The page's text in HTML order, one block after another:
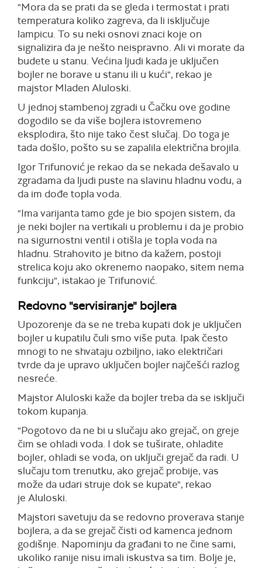
"Mora da se prati da se gleda i termostat i prati
temperatura koliko zagreva, da li isključuje
lampicu. To su neki osnovi znaci koje on
signalizira da je nešto neispravno. Ali vi morate da
budete u stanu. Većina ljudi kada je uključen
bojler ne borave u stanu ili u kući", rekao je
majstor Mladen Aluloski.
U jednoj stambenoj zgradi u Čačku ove godine
dogodilo se da više bojlera istovremeno
eksplodira, što nije tako čest slučaj. Do toga je
tada došlo, pošto su se zapalila električna brojila.
Igor Trifunović je rekao da se nekada dešavalo u
zgradama da ljudi puste na slavinu hladnu vodu, a
da im dođe topla voda.
"Ima varijanta tamo gde je bio spojen sistem, da
je neki bojler na vertikali u problemu i da je probio
na sigurnostni ventil i otišla je topla voda na
hladnu. Strahovito je bitno da kažem, postoji
strelica koju ako okrenemo naopako, sitem nema
funkciju", istakao je Trifunović.
Redovno "servisiranje" bojlera
Upozorenje da se ne treba kupati dok je uključen
bojler u kupatilu čuli smo više puta. Ipak često
mnogi to ne shvataju ozbiljno, iako električari
tvrde da je upravo uključen bojler najčešći razlog
nesreće.
Majstor Aluloski kaže da bojler treba da se isključi
tokom kupanja.
"Pogotovo da ne bi u slučaju ako grejač, on greje
čim se ohladi voda. I dok se tuširate, ohladite
bojler, ohladi se voda, on uključi grejač da radi. U
slučaju tom trenutku, ako grejač probije, vas
može da udari struje dok se kupate", rekao
je Aluloski.
Majstori savetuju da se redovno proverava stanje
bojlera, a da se grejač čisti od kamenca jednom
godišnje. Napominju da građani to ne čine sami,
ukoliko ranije nisu imali iskustva sa tim. Bolje je,